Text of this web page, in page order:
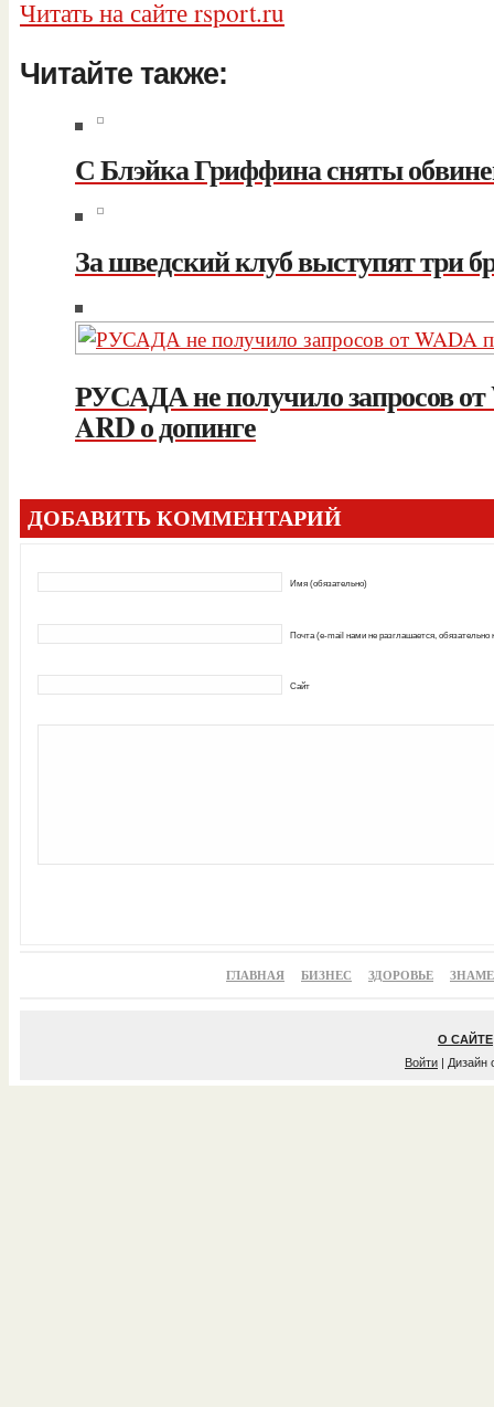
Читать на сайте rsport.ru
Читайте также:
С Блэйка Гриффина сняты
За шведский клуб выступят три
РУСАДА не получило запросов
ARD о допинге
ДОБАВИТЬ КОММЕНТАРИЙ
Имя (обязательно)
Почта (e-mail нами не разглашается, обязательно
Сайт
ГЛАВНАЯ БИЗНЕС ЗДОРОВЬЕ
О САЙТЕ
Войти | Дизайн